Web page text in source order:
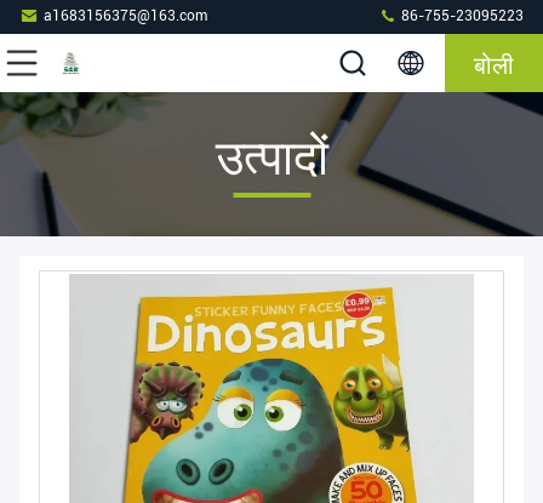
a1683156375@163.com 86-755-23095223
बोली
उत्पादों